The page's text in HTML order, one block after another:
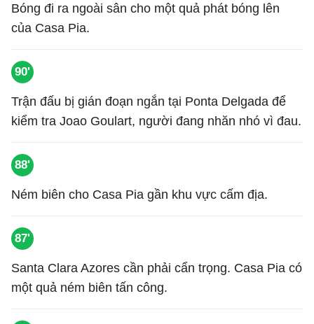
Bóng đi ra ngoài sân cho một quả phát bóng lên
của Casa Pia.
90'
Trận đấu bị gián đoạn ngắn tại Ponta Delgada để
kiểm tra Joao Goulart, người đang nhăn nhó vì đau.
88'
Ném biên cho Casa Pia gần khu vực cấm địa.
87'
Santa Clara Azores cần phải cẩn trọng. Casa Pia có
một quả ném biên tấn công.